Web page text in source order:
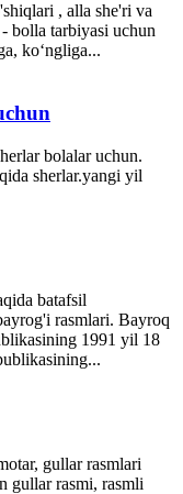
, alla she'ri va
bolla tarbiyasi uchun
ko‘ngliga...
bolalar uchun.
sherlar.yangi yil
batafsil
rasmlari. Bayroq
1991 yil 18
gullar rasmlari
gullar rasmi, rasmli